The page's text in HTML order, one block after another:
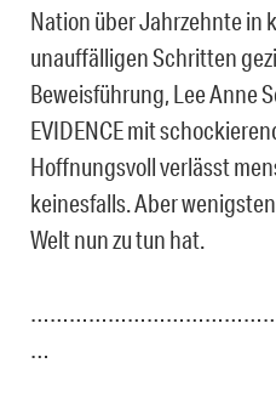
Nation über Jahrzehnte in
unauffälligen Schritten
Beweisführung, Lee Anne
EVIDENCE mit
Hoffnungsvoll verlässt
keinesfalls. Aber
Welt nun zu tun hat.